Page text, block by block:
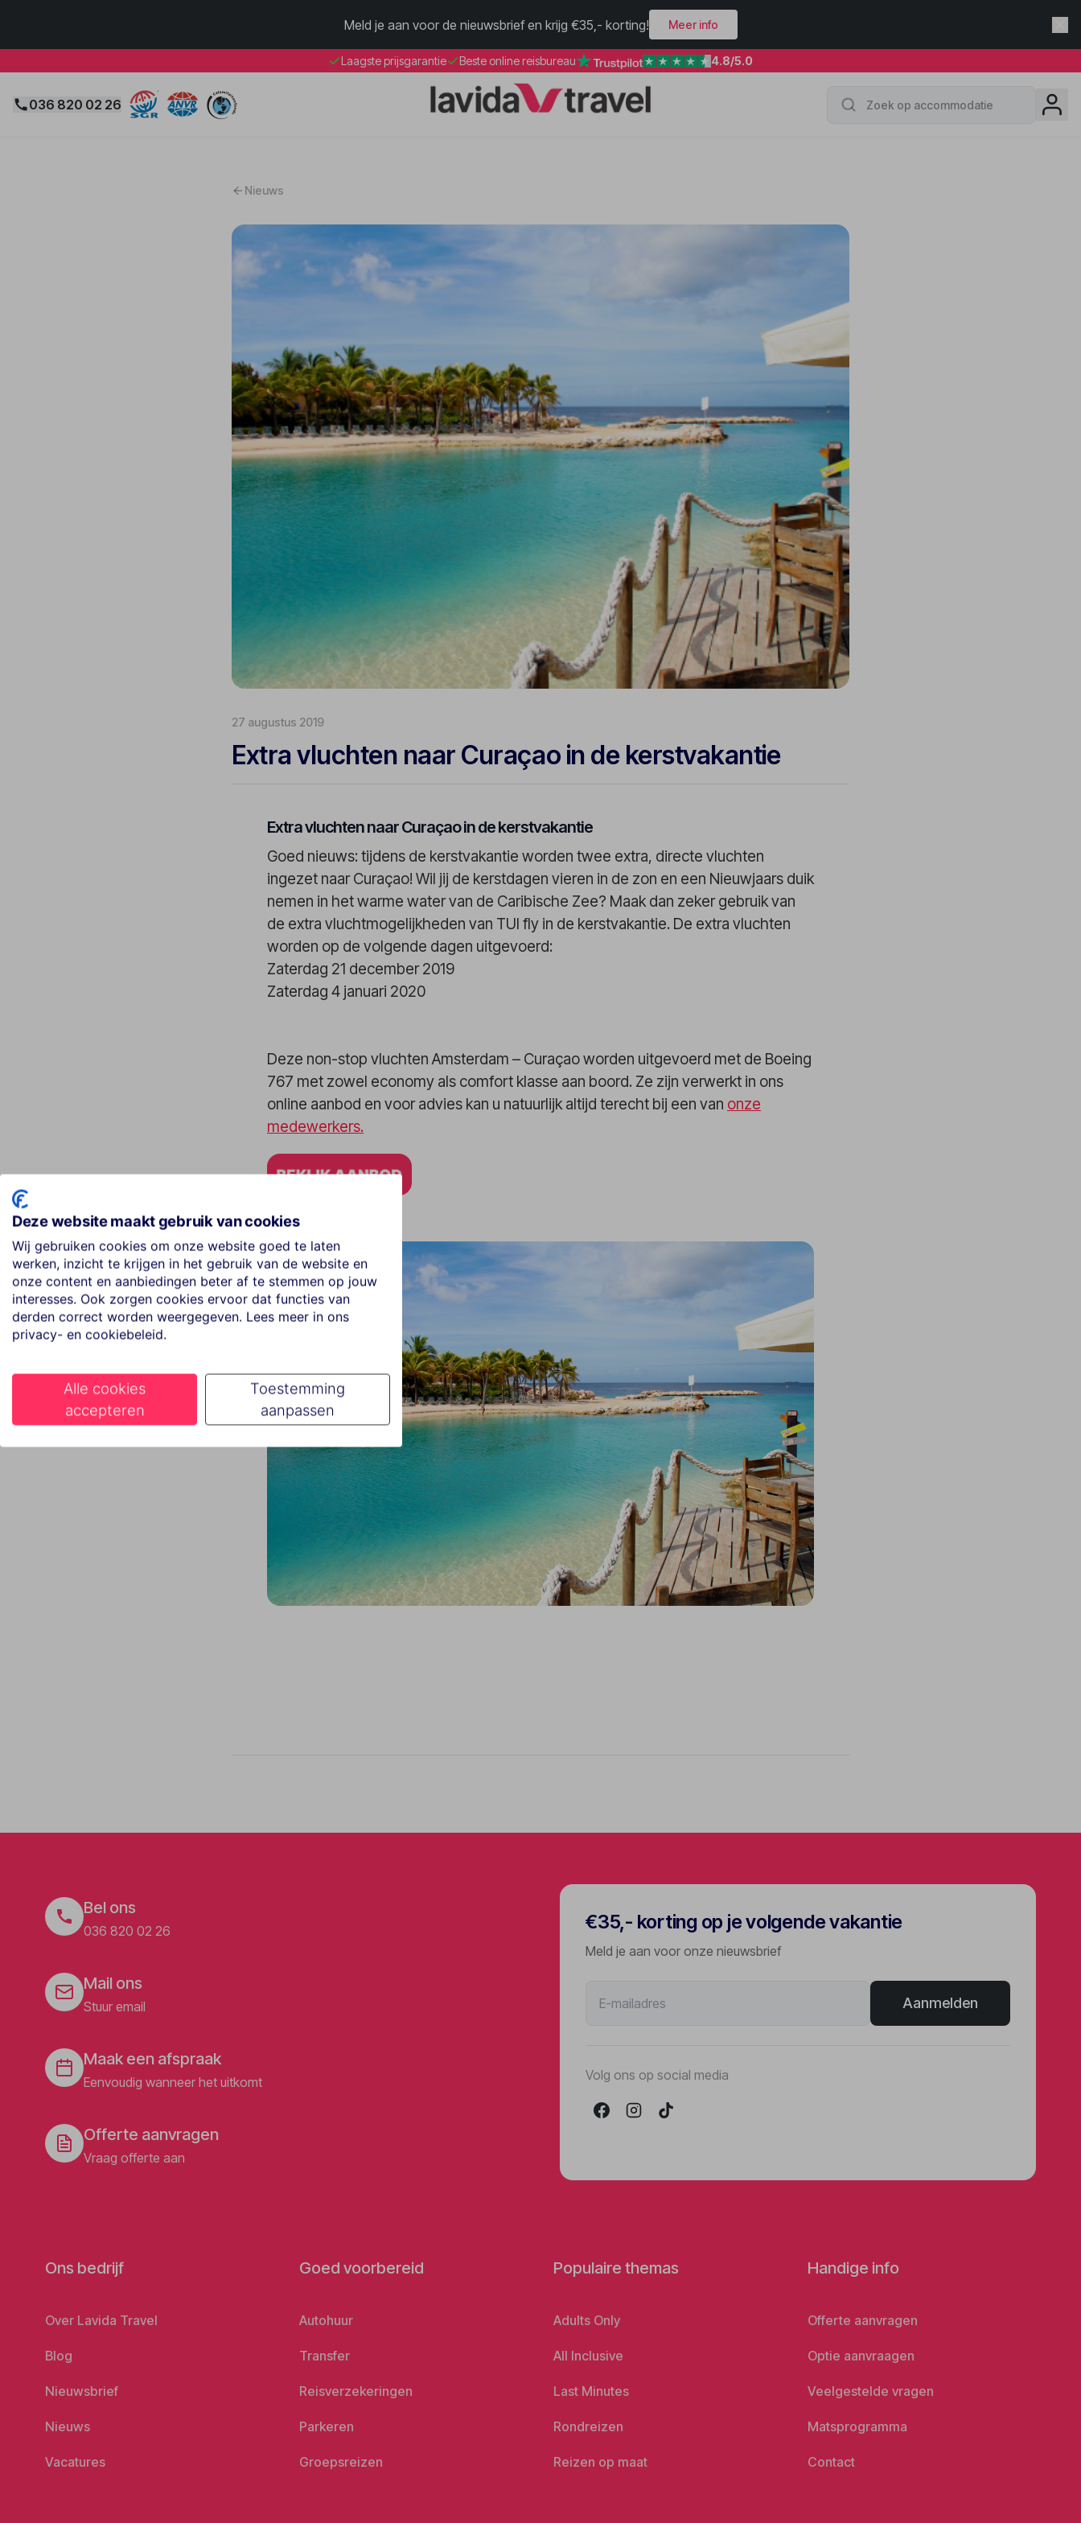
Meld je aan voor de nieuwsbrief en krijg €35,- korting! Meer info
Laagste prijsgarantie Beste online reisbureau 4.8/5.0
036 820 02 26
Nieuws
27 augustus 2019
Extra vluchten naar Curaçao in de kerstvakantie
Extra vluchten naar Curaçao in de kerstvakantie
Goed nieuws: tijdens de kerstvakantie worden twee extra, directe vluchten
ingezet naar Curaçao! Wil jij de kerstdagen vieren in de zon en een Nieuwjaars duik
nemen in het warme water van de Caribische Zee? Maak dan zeker gebruik van
de extra vluchtmogelijkheden van TUI fly in de kerstvakantie. De extra vluchten
worden op de volgende dagen uitgevoerd:
Zaterdag 21 december 2019
Zaterdag 4 januari 2020
Deze non-stop vluchten Amsterdam – Curaçao worden uitgevoerd met de Boeing
767 met zowel economy als comfort klasse aan boord. Ze zijn verwerkt in ons
online aanbod en voor advies kan u natuurlijk altijd terecht bij een van onze
medewerkers.
Bel ons
036 820 02 26
Mail ons
Stuur email
Maak een afspraak
Eenvoudig wanneer het uitkomt
Offerte aanvragen
Vraag offerte aan
€35,- korting op je volgende vakantie
Meld je aan voor onze nieuwsbrief
Aanmelden
Volg ons op social media
Ons bedrijf
Over Lavida Travel
Blog
Nieuwsbrief
Nieuws
Vacatures
Goed voorbereid
Autohuur
Transfer
Reisverzekeringen
Parkeren
Groepsreizen
Populaire themas
Adults Only
All Inclusive
Last Minutes
Rondreizen
Reizen op maat
Handige info
Offerte aanvragen
Optie aanvraagen
Veelgestelde vragen
Matsprogramma
Contact
Deze website maakt gebruik van cookies
Wij gebruiken cookies om onze website goed te laten
werken, inzicht te krijgen in het gebruik van de website en
onze content en aanbiedingen beter af te stemmen op jouw
interesses. Ook zorgen cookies ervoor dat functies van
derden correct worden weergegeven. Lees meer in ons
privacy- en cookiebeleid.
Alle cookies
accepteren
Toestemming
aanpassen